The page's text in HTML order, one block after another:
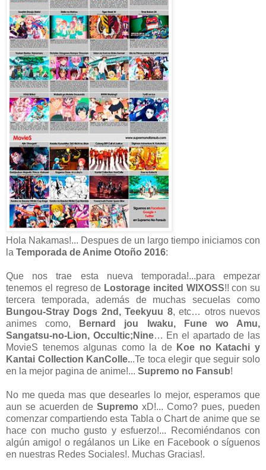
Hola Nakamas!... Despues de un largo tiempo iniciamos con
la Temporada de Anime Otoño 2016:
Que nos trae esta nueva temporada!...para empezar
tenemos el regreso de Lostorage incited WIXOSS!! con su
tercera temporada, además de muchas secuelas como
Bungou-Stray Dogs 2nd, Teekyuu 8, etc… otros nuevos
animes como,
Bernard jou Iwaku, Fune wo Amu,
Sangatsu-no-Lion, Occultic;Nine… En el apartado de las
MovieS tenemos algunas como la de Koe no Katachi y
Kantai Collection KanColle...Te toca elegir que seguir solo
en la mejor pagina de anime!... Supremo no Fansub!
No me queda mas que desearles lo mejor, esperamos que
aun se acuerden de Supremo xD!... Como? pues, pueden
comenzar compartiendo esta Tabla o Chart de anime que se
hace con mucho gusto y esfuerzo!... Recomiéndanos con
algún amigo! o regálanos un Like en Facebook o síguenos
en nuestras Redes Sociales!. Muchas Gracias!.